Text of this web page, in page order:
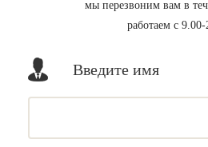
мы перезвоним вам в
работаем с
Введите имя